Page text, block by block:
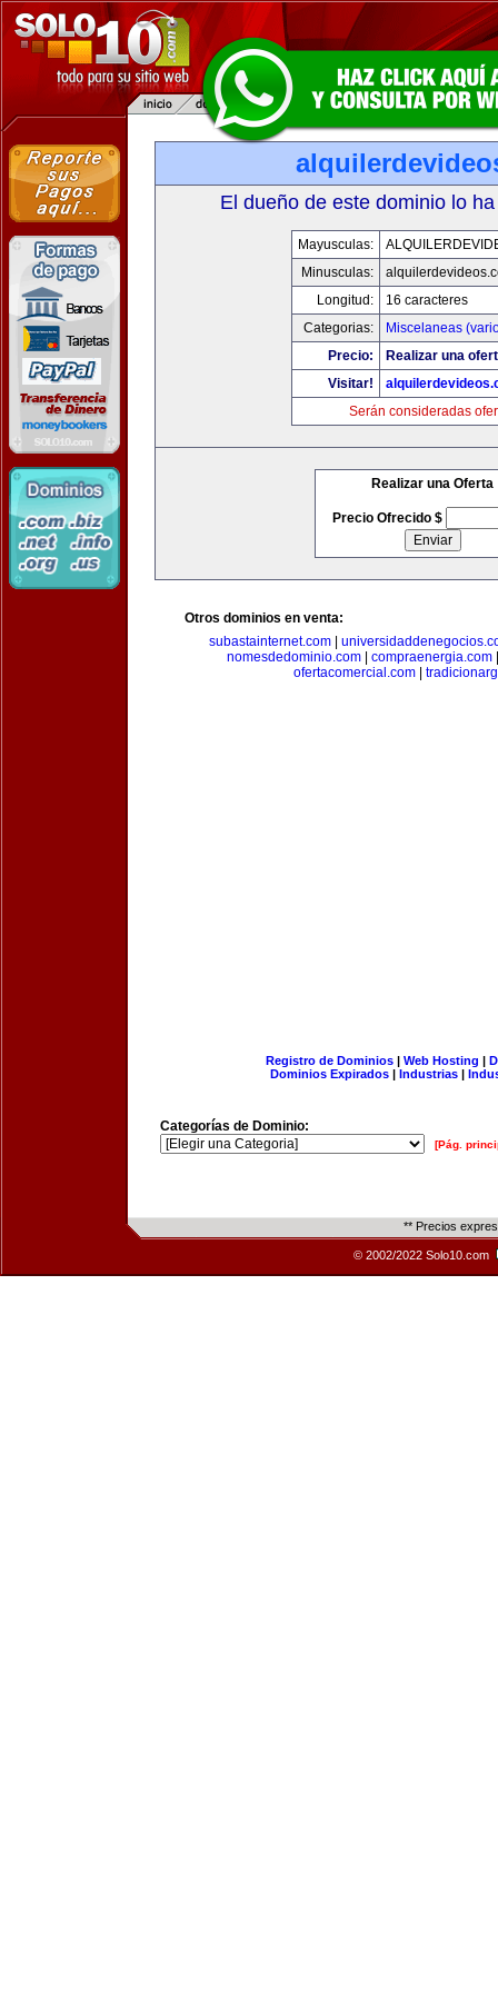
El dueño de este dominio lo
Mayusculas:
Minusculas:
Longitud:
16 caracteres
Categorias:
Miscelaneas
Precio:
Realizar una
Visitar!
Serán consideradas
Realizar una Oferta
Precio Ofrecido $
Otros dominios en venta:
subastainternet.com|
nomesdedominio.com| compraenergia.com
ofertacomercial.com
Registro de Dominios| Web Hosting |
Dominios Expirados | Industrias |
Categorías de Dominio:
[Pág.
** Precios
© 2002/2022 Solo10.com